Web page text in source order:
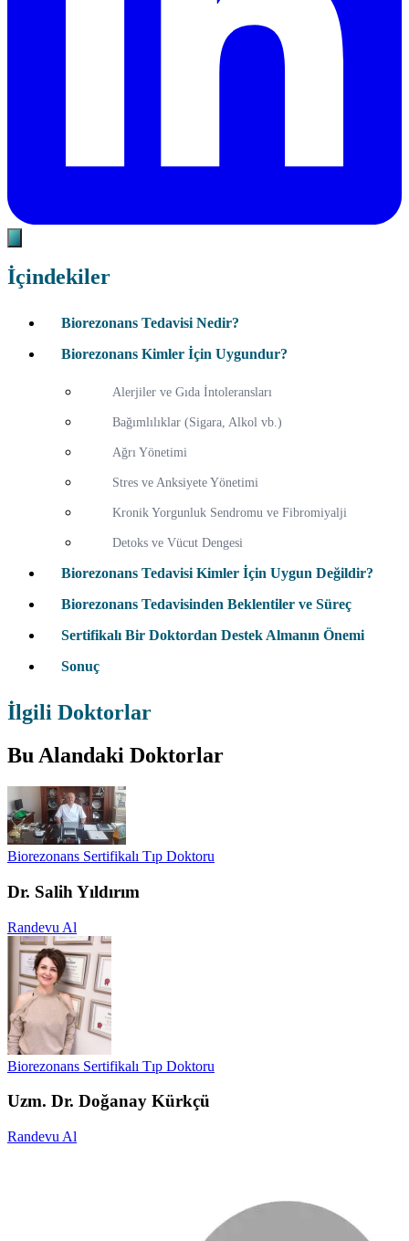
İçindekiler
Biorezonans Tedavisi Nedir?
Biorezonans Kimler İçin Uygundur?
Alerjiler ve Gıda İntoleransları
Bağımlılıklar (Sigara, Alkol vb.)
Ağrı Yönetimi
Stres ve Anksiyete Yönetimi
Kronik Yorgunluk Sendromu ve Fibromiyalji
Detoks ve Vücut Dengesi
Biorezonans Tedavisi Kimler İçin Uygun Değildir?
Biorezonans Tedavisinden Beklentiler ve Süreç
Sertifikalı Bir Doktordan Destek Almanın Önemi
Sonuç
İlgili Doktorlar
Bu Alandaki Doktorlar
Biorezonans Sertifikalı Tıp Doktoru
Dr. Salih Yıldırım
Randevu Al
Biorezonans Sertifikalı Tıp Doktoru
Uzm. Dr. Doğanay Kürkçü
Randevu Al